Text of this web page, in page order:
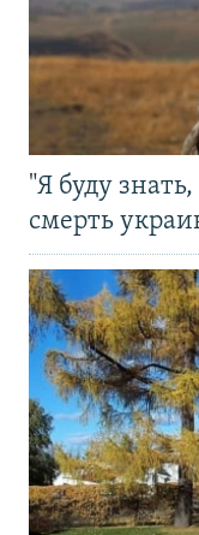
"Я буду
смерть